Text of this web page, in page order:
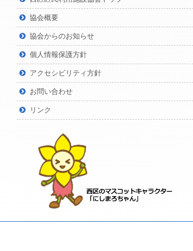
協会概要
協会からのお知らせ
個人情報保護方針
アクセシビリティ方針
お問い合わせ
リンク